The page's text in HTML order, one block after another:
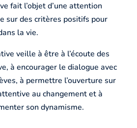
fait l’objet d’une attention
sur des critères positifs pour
la vie.
veille à être à l’écoute des
à encourager le dialogue avec
à permettre l’ouverture sur
au changement et à
son dynamisme.